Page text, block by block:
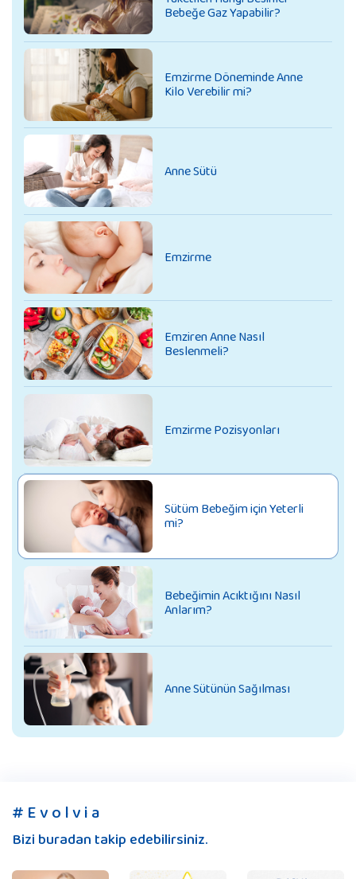
Bebeğe Gaz Yapabilir?
Emzirme Döneminde Anne
Kilo Verebilir mi?
Anne Sütü
Emzirme
Emziren Anne Nasıl
Beslenmeli?
Emzirme Pozisyonları
Sütüm Bebeğim için Yeterli
mi?
Bebeğimin Acıktığını Nasıl
Anlarım?
Anne Sütünün Sağılması
# E v o l v i a
Bizi buradan takip edebilirsiniz.